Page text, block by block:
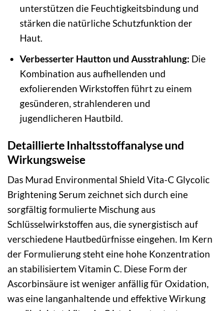
unterstützen die Feuchtigkeitsbindung und
stärken die natürliche Schutzfunktion der
Haut.
Verbesserter Hautton und Ausstrahlung: Die
Kombination aus aufhellenden und
exfolierenden Wirkstoffen führt zu einem
gesünderen, strahlenderen und
jugendlicheren Hautbild.
Detaillierte Inhaltsstoffanalyse und
Wirkungsweise
Das Murad Environmental Shield Vita-C Glycolic
Brightening Serum zeichnet sich durch eine
sorgfältig formulierte Mischung aus
Schlüsselwirkstoffen aus, die synergistisch auf
verschiedene Hautbedürfnisse eingehen. Im Kern
der Formulierung steht eine hohe Konzentration
an stabilisiertem Vitamin C. Diese Form der
Ascorbinsäure ist weniger anfällig für Oxidation,
was eine langanhaltende und effektive Wirkung